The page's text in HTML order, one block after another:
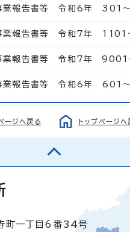
業報告書等 令和6年 301
業報告書等 令和7年
業報告書等 令和7年
業報告書等 令和6年 601
ージへ戻る トップページへ
町一丁目6番34号